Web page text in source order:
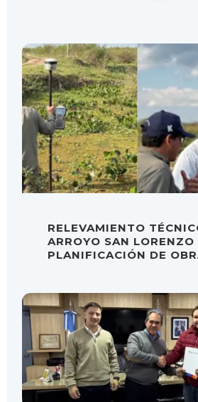
RELEVAMIENTO
ARROYO SAN LORENZO
PLANIFICACIÓN DE